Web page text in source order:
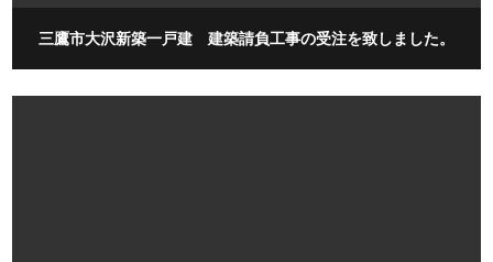
三鷹市大沢新築一戸建 建築請負工事の受注を致しました。